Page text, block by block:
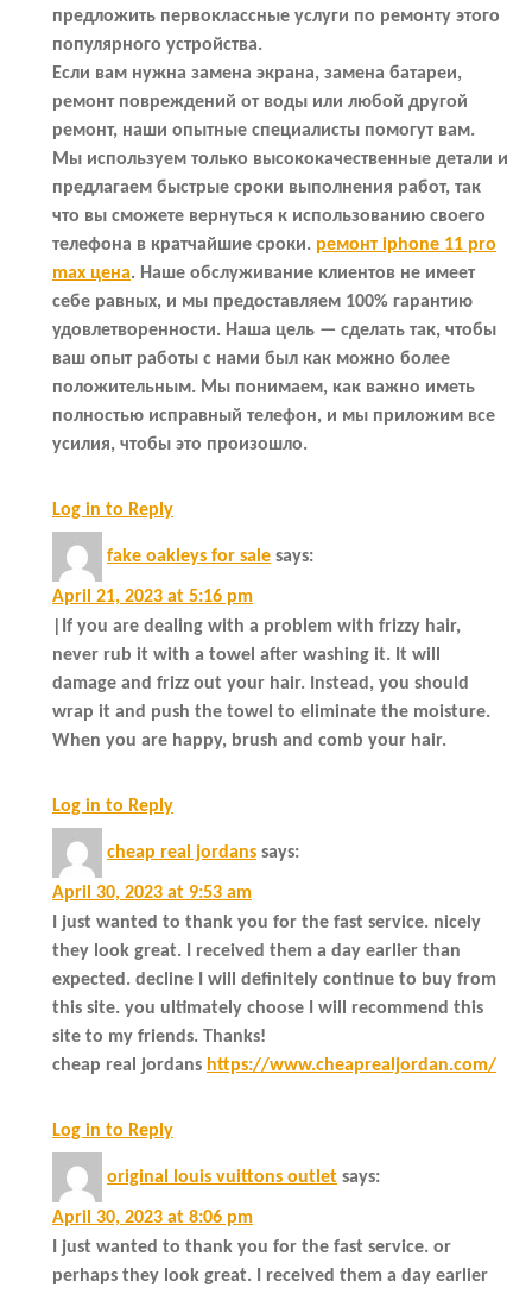
предложить первоклассные услуги по ремонту этого
популярного устройства.
Если вам нужна замена экрана, замена батареи,
ремонт повреждений от воды или любой другой
ремонт, наши опытные специалисты помогут вам.
Мы используем только высококачественные детали и
предлагаем быстрые сроки выполнения работ, так
что вы сможете вернуться к использованию своего
телефона в кратчайшие сроки. ремонт iphone 11 pro
max цена. Наше обслуживание клиентов не имеет
себе равных, и мы предоставляем 100% гарантию
удовлетворенности. Наша цель — сделать так, чтобы
ваш опыт работы с нами был как можно более
положительным. Мы понимаем, как важно иметь
полностью исправный телефон, и мы приложим все
усилия, чтобы это произошло.
Log in to Reply
fake oakleys for sale says:
April 21, 2023 at 5:16 pm
|If you are dealing with a problem with frizzy hair,
never rub it with a towel after washing it. It will
damage and frizz out your hair. Instead, you should
wrap it and push the towel to eliminate the moisture.
When you are happy, brush and comb your hair.
Log in to Reply
cheap real jordans says:
April 30, 2023 at 9:53 am
I just wanted to thank you for the fast service. nicely
they look great. I received them a day earlier than
expected. decline I will definitely continue to buy from
this site. you ultimately choose I will recommend this
site to my friends. Thanks!
cheap real jordans https://www.cheaprealjordan.com/
Log in to Reply
original louis vuittons outlet says:
April 30, 2023 at 8:06 pm
I just wanted to thank you for the fast service. or
perhaps they look great. I received them a day earlier